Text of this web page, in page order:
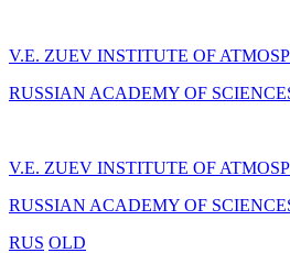
V.E. ZUEV INSTITUTE OF
RUSSIAN ACADEMY OF
V.E. ZUEV INSTITUTE OF
RUSSIAN ACADEMY OF
RUS OLD